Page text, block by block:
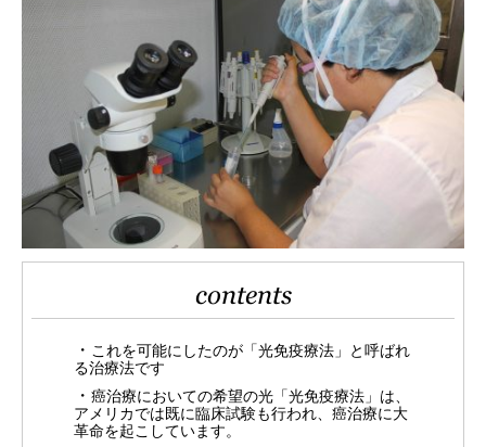
contents
これを可能にしたのが「光免疫療法」と呼ばれ
る治療法です
癌治療においての希望の光「光免疫療法」は、
アメリカでは既に臨床試験も行われ、癌治療に大
革命を起こしています。